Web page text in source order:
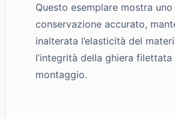
Questo esemplare mostra
conservazione accurato,
inalterata l’elasticità del
l’integrità della ghiera filettata
montaggio.